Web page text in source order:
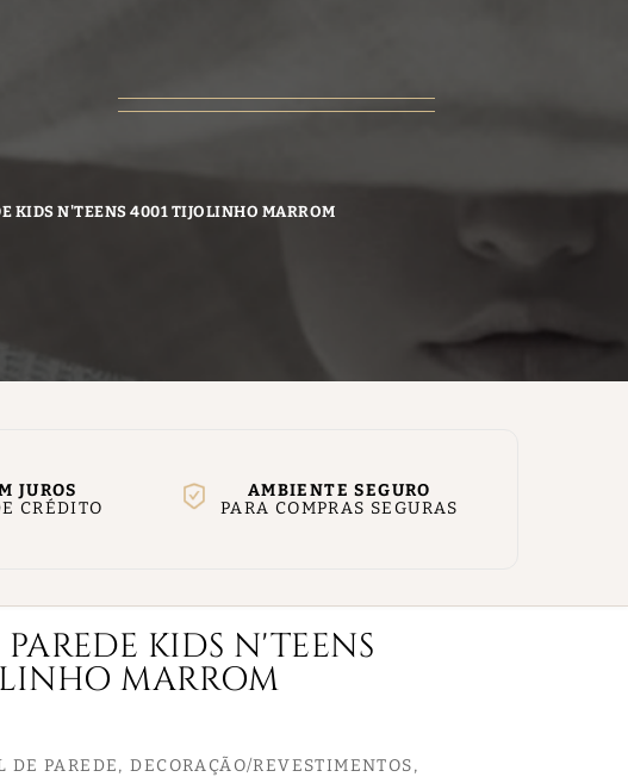
KIDS N'TEENS 4001 TIJOLINHO MARROM
JUROS
CRÉDITO
AMBIENTE SEGURO
PARA COMPRAS SEGURAS
PAREDE KIDS N'TEENS
MARROM
DE PAREDE
DECORAÇÃO/REVESTIMENTOS